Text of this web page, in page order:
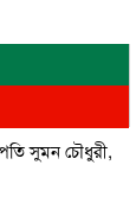
সুমন চৌধুরী,